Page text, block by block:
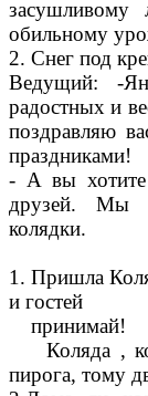
обильному
2. Снег под
Ведущий: -
радостных и
поздравляю
праздниками!
- А вы хотите
друзей. Мы
колядки.
1. Пришла
и гостей
принимай!
Коляда ,
пирога, тому